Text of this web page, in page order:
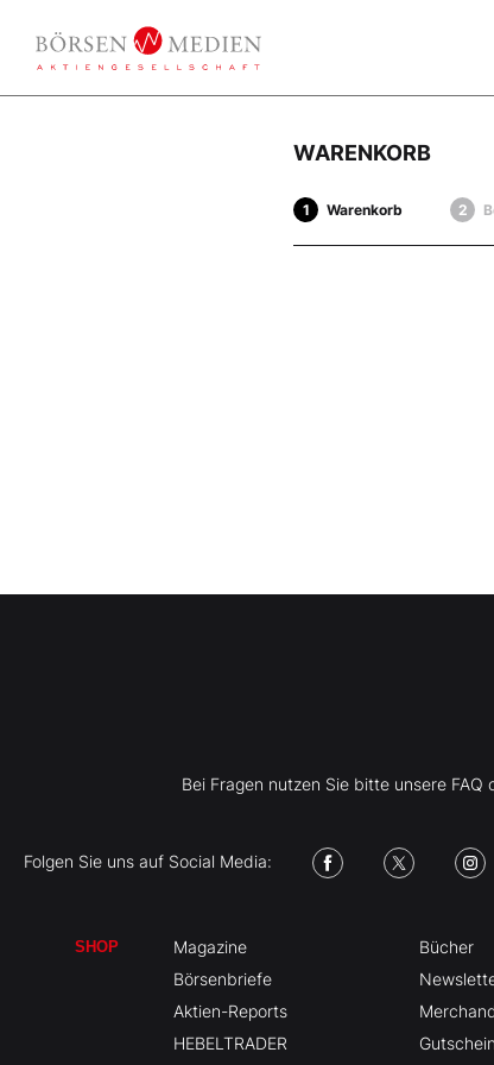
WARENKORB
Warenkorb
Bei Fragen nutzen Sie bitte unsere
Folgen Sie uns auf Social Media:
SHOP
Magazine
Börsenbriefe
Aktien-Reports
HEBELTRADER
Bücher